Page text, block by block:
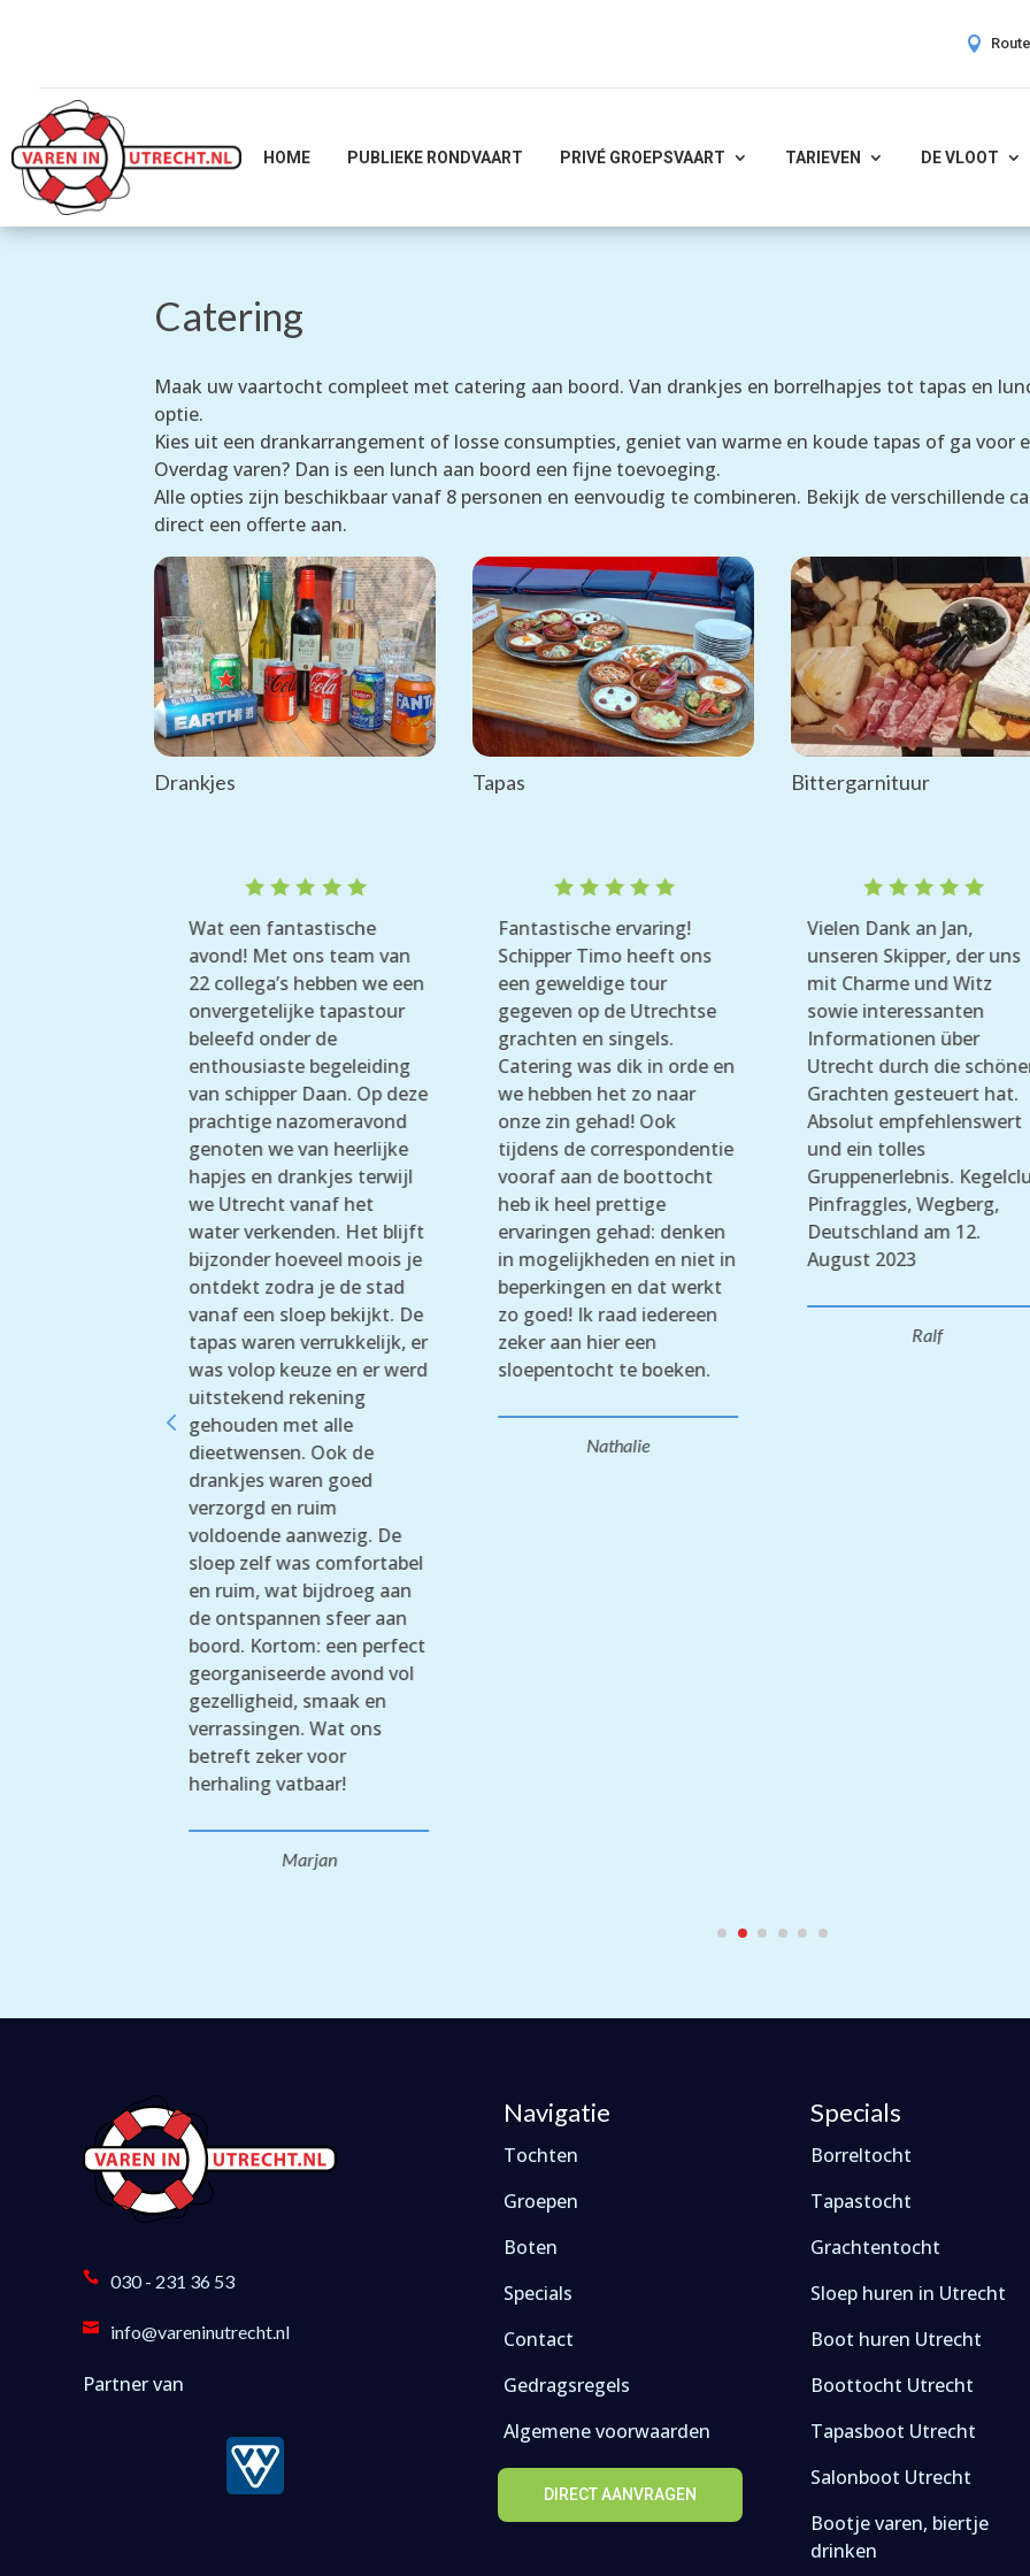
 Route
HOME PUBLIEKE RONDVAART PRIVÉ GROEPSVAART TARIEVEN DE VLOOT
Catering
Maak uw vaartocht compleet met catering aan boord. Van drankjes en borrelhapjes tot tapas en
optie.
Kies uit een drankarrangement of losse consumpties, geniet van warme en koude tapas of ga
Overdag varen? Dan is een lunch aan boord een fijne toevoeging.
Alle opties zijn beschikbaar vanaf 8 personen en eenvoudig te combineren. Bekijk de verschillende
direct een offerte aan.
Drankjes Tapas Bittergarnituur
5out
of 5
Wat een fantastische
avond! Met ons team van
22 collega’s hebben we een
onvergetelijke tapastour
beleefd onder de
enthousiaste begeleiding
van schipper Daan. Op deze
prachtige nazomeravond
genoten we van heerlijke
hapjes en drankjes terwijl
we Utrecht vanaf het
water verkenden. Het blijft
bijzonder hoeveel moois je
ontdekt zodra je de stad
vanaf een sloep bekijkt. De
tapas waren verrukkelijk, er
was volop keuze en er werd
uitstekend rekening
gehouden met alle
dieetwensen. Ook de
drankjes waren goed
verzorgd en ruim
voldoende aanwezig. De
sloep zelf was comfortabel
en ruim, wat bijdroeg aan
de ontspannen sfeer aan
boord. Kortom: een perfect
georganiseerde avond vol
gezelligheid, smaak en
verrassingen. Wat ons
betreft zeker voor
herhaling vatbaar!
Marjan
5out
of 5
Fantastische ervaring!
Schipper Timo heeft ons
een geweldige tour
gegeven op de Utrechtse
grachten en singels.
Catering was dik in orde en
we hebben het zo naar
onze zin gehad! Ook
tijdens de correspondentie
vooraf aan de boottocht
heb ik heel prettige
ervaringen gehad: denken
in mogelijkheden en niet in
beperkingen en dat werkt
zo goed! Ik raad iedereen
zeker aan hier een
sloepentocht te boeken.
Nathalie
5out
of 5
Vielen Dank an Jan,
unseren Skipper, der uns
mit Charme und Witz
sowie interessanten
Informationen über
Utrecht durch die
Grachten gesteuert hat.
Absolut empfehlenswert
und ein tolles
Gruppenerlebnis.
Pinfraggles, Wegberg,
Deutschland am 12.
August 2023
Ralf
4
 030 - 231 36 53
 info@vareninutrecht.nl
Partner van
Navigatie
Tochten
Groepen
Boten
Specials
Contact
Gedragsregels
Algemene voorwaarden
DIRECT AANVRAGEN
Specials
Borreltocht
Tapastocht
Grachtentocht
Sloep huren in Utrecht
Boot huren Utrecht
Boottocht Utrecht
Tapasboot Utrecht
Salonboot Utrecht
Bootje varen, biertje
drinken